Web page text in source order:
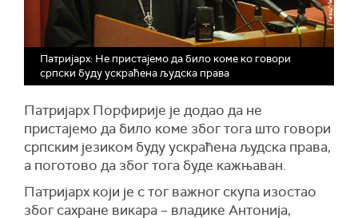
Патријарх: Не пристајемо да било коме ко говори
српски буду ускраћена људска права
Патријарх Порфирије је додао да не
пристајемо да било коме због тога што говори
српским језиком буду ускраћена људска права,
а поготово да због тога буде кажњаван.
Патријарх који је с тог важног скупа изостао
због сахране викара – владике Антонија,